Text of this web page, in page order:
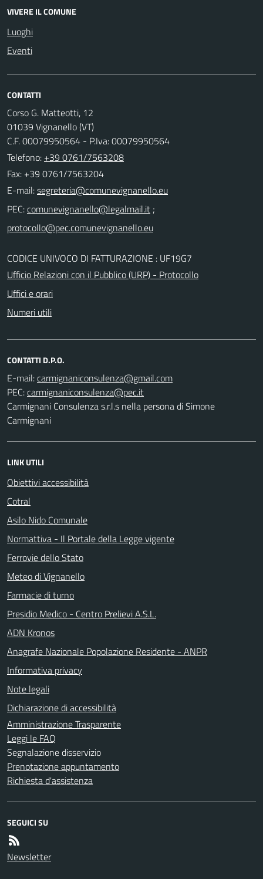
VIVERE IL COMUNE
Luoghi
Eventi
CONTATTI
Corso G. Matteotti, 12
01039 Vignanello (VT)
C.F. 00079950564 - P.Iva: 00079950564
Telefono: +39 0761/7563208
Fax: +39 0761/7563204
E-mail:
PEC:
;
CODICE UNIVOCO DI FATTURAZIONE : UF19G7
Ufficio Relazioni con il Pubblico (URP) - Protocollo
Uffici e orari
Numeri utili
CONTATTI D.P.O.
E-mail:
PEC:
Carmignani Consulenza s.r.l.s nella persona di Simone
Carmignani
LINK UTILI
Obiettivi accessibilità
Cotral
Asilo Nido Comunale
Normattiva - Il Portale della Legge vigente
Ferrovie dello Stato
Meteo di Vignanello
Farmacie di turno
Presidio Medico - Centro Prelievi A.S.L.
ADN Kronos
Anagrafe Nazionale Popolazione Residente - ANPR
Informativa privacy
Note legali
Dichiarazione di accessibilità
Amministrazione Trasparente
Leggi le FAQ
Segnalazione disservizio
Prenotazione appuntamento
Richiesta d'assistenza
SEGUICI SU
Newsletter